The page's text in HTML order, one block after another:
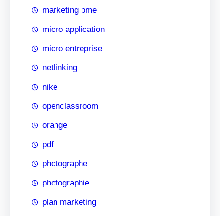
marketing pme
micro application
micro entreprise
netlinking
nike
openclassroom
orange
pdf
photographe
photographie
plan marketing